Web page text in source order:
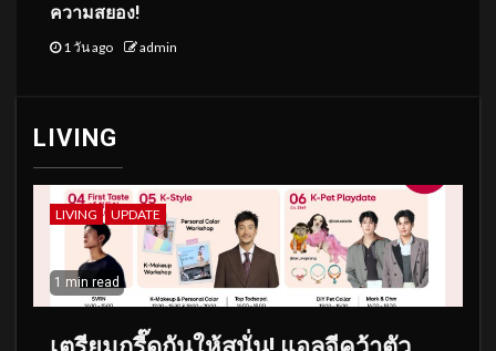
ความสยอง!
1 วัน ago admin
LIVING
LIVING UPDATE
1 min read